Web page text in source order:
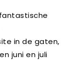
in de gaten,
juni en juli